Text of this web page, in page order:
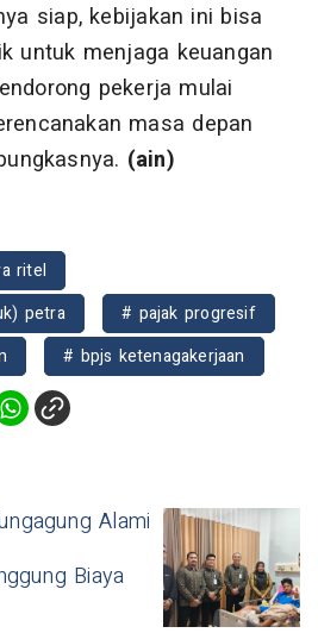
siap, kebijakan ini bisa
untuk menjaga keuangan
pekerja mulai
masa depan
(ain)
ritel
petra
# pajak progresif
# bpjs ketenagakerjaan
Alami
Biaya